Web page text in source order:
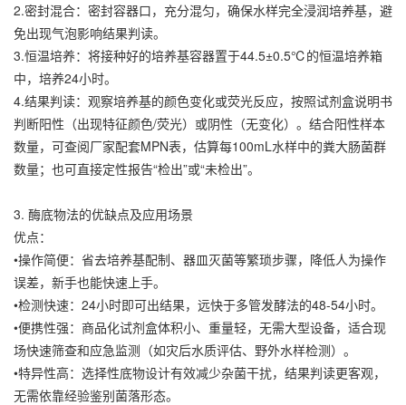
2.密封混合：密封容器口，充分混匀，确保水样完全浸润培养基，避
免出现气泡影响结果判读。
3.恒温培养：将接种好的培养基容器置于44.5±0.5℃的恒温培养箱
中，培养24小时。
4.结果判读：观察培养基的颜色变化或荧光反应，按照试剂盒说明书
判断阳性（出现特征颜色/荧光）或阴性（无变化）。结合阳性样本
数量，可查阅厂家配套MPN表，估算每100mL水样中的粪大肠菌群
数量；也可直接定性报告“检出”或“未检出”。
3. 酶底物法的优缺点及应用场景
优点：
•操作简便：省去培养基配制、器皿灭菌等繁琐步骤，降低人为操作
误差，新手也能快速上手。
•检测快速：24小时即可出结果，远快于多管发酵法的48-54小时。
•便携性强：商品化试剂盒体积小、重量轻，无需大型设备，适合现
场快速筛查和应急监测（如灾后水质评估、野外水样检测）。
•特异性高：选择性底物设计有效减少杂菌干扰，结果判读更客观，
无需依靠经验鉴别菌落形态。